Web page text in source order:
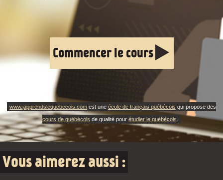
Commencer le cours
www.japprendslequebecois.com est une école de français québécois qui propose des
cours de québécois de qualité pour étudier le québécois
Vous aimerez aussi :